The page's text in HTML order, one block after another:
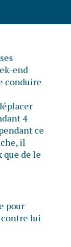
end
conduire
4
ce
il
que de le
pour
lui